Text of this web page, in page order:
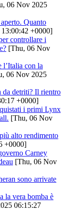
06 Nov 2025
Quanto
+0000]
controllare i
[Thu, 06 Nov
l’Italia con la
06 Nov 2025
da detriti? Il rientro
+0000]
i primi Lynx
[Thu, 06 Nov
alto rendimento
+0000]
Carney
[Thu, 06 Nov
sono arrivate
la vera bomba è
06:15:27